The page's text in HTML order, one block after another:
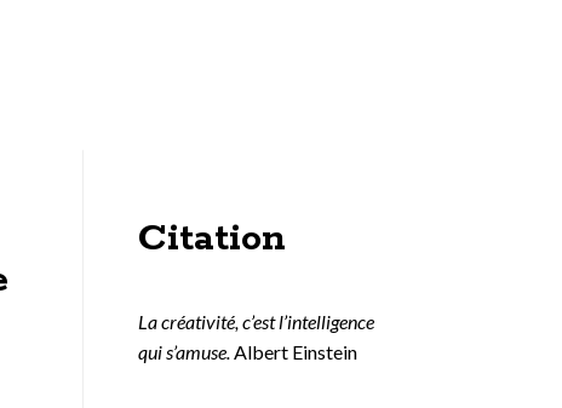
Citation
La créativité, c’est l’intelligence
qui s’amuse.Albert Einstein